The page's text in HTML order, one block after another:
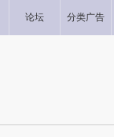
论坛 分类广告